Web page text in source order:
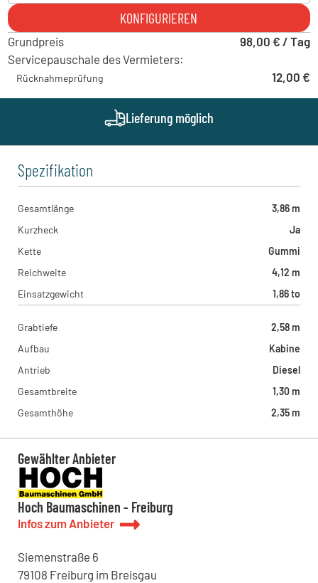
Hoch Baumaschinen - Freiburg
Siemenstraße 6, 79108 - Freiburg im Breisgau , DE
Hoch Baumaschinen - Horb
Liststraße 13, 72160 - Horb am Neckar , DE
KONFIGURIEREN
Grundpreis
98,00 € / Tag
Servicepauschale des Vermieters:
Rücknahmeprüfung 12,00 €
Lieferung möglich
Spezifikation
Gesamtlänge
3,86 m
Kurzheck
Ja
Kette
Gummi
Reichweite
4,12 m
Einsatzgewicht
1,86 to
Grabtiefe
2,58 m
Aufbau
Kabine
Antrieb
Diesel
Gesamtbreite
1,30 m
Gesamthöhe
2,35 m
Gewählter Anbieter
Hoch Baumaschinen - Freiburg
Infos zum Anbieter
Siemenstraße 6
79108 Freiburg im Breisgau